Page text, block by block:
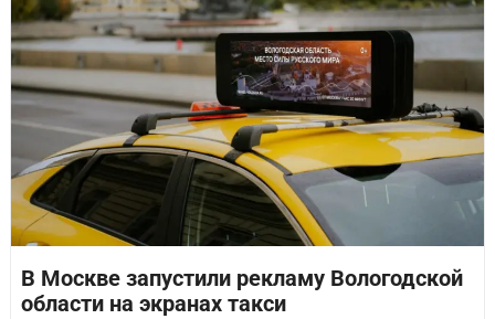
В Москве запустили рекламу Вологодской
области на экранах такси